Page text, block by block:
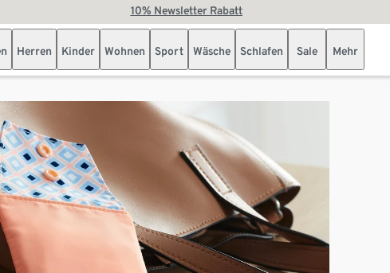
10% Newsletter Rabatt
Herren Kinder Wohnen Sport Wäsche Schlafen Sale Mehr